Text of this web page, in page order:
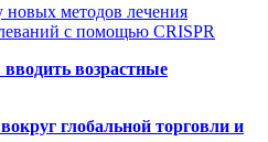
новых методов лечения
с помощью CRISPR
возрастные
глобальной торговли и